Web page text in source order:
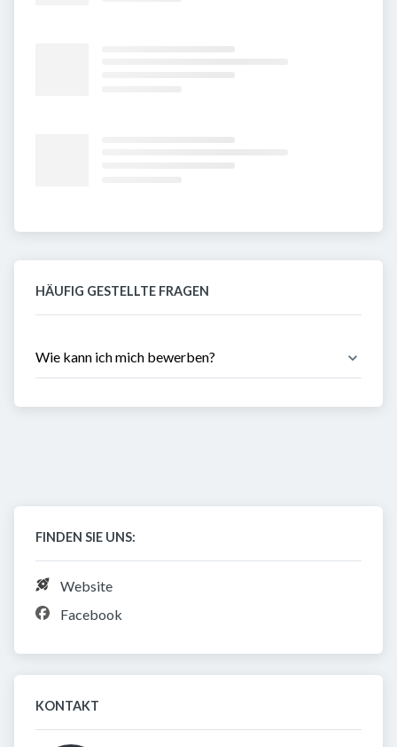
HÄUFIG GESTELLTE FRAGEN
Wie kann ich mich bewerben?
FINDEN SIE UNS:
Website
Facebook
KONTAKT